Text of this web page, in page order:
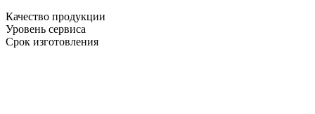
Качество продукции
Уровень сервиса
Срок изготовления